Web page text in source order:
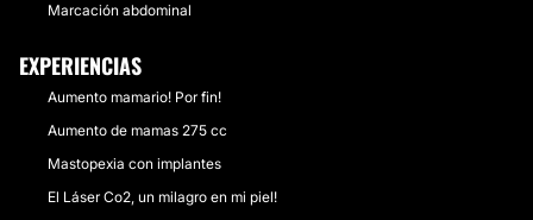
Marcación abdominal
EXPERIENCIAS
Aumento mamario! Por fin!
Aumento de mamas 275 cc
Mastopexia con implantes
El Láser Co2, un milagro en mi piel!